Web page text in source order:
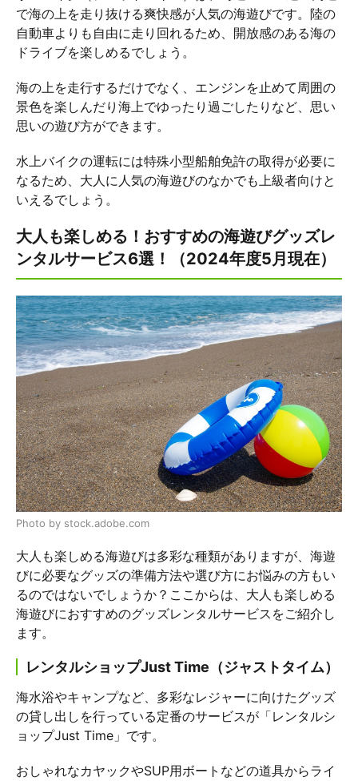
で海の上を走り抜ける爽快感が人気の海遊びです。陸の
自動車よりも自由に走り回れるため、開放感のある海の
ドライブを楽しめるでしょう。
海の上を走行するだけでなく、エンジンを止めて周囲の
景色を楽しんだり海上でゆったり過ごしたりなど、思い
思いの遊び方ができます。
水上バイクの運転には特殊小型船舶免許の取得が必要に
なるため、大人に人気の海遊びのなかでも上級者向けと
いえるでしょう。
大人も楽しめる！おすすめの海遊びグッズレ
ンタルサービス6選！（2024年度5月現在）
Photo by stock.adobe.com
大人も楽しめる海遊びは多彩な種類がありますが、海遊
びに必要なグッズの準備方法や選び方にお悩みの方もい
るのではないでしょうか？ここからは、大人も楽しめる
海遊びにおすすめのグッズレンタルサービスをご紹介し
ます。
レンタルショップJust Time（ジャストタイム）
海水浴やキャンプなど、多彩なレジャーに向けたグッズ
の貸し出しを行っている定番のサービスが「レンタルシ
ョップJust Time」です。
おしゃれなカヤックやSUP用ボートなどの道具からライ